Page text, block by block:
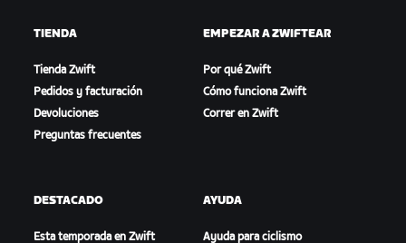
TIENDA
Tienda Zwift
Pedidos y facturación
Devoluciones
Preguntas frecuentes
EMPEZAR A ZWIFTEAR
Por qué Zwift
Cómo funciona Zwift
Correr en Zwift
DESTACADO
Esta temporada en Zwift
AYUDA
Ayuda para ciclismo